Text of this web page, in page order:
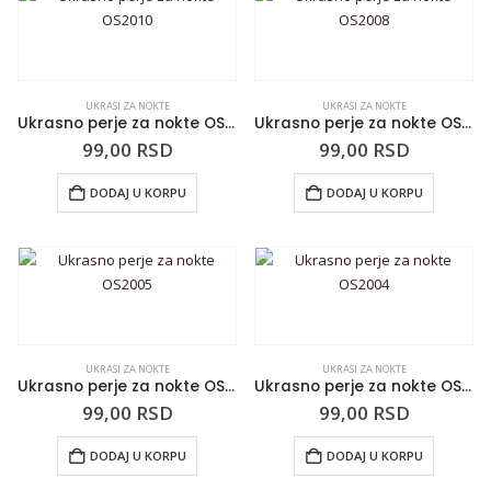
UKRASI ZA NOKTE
Ukrasno perje za nokte OS2010
99,00 RSD
DODAJ U KORPU
UKRASI ZA NOKTE
Ukrasno perje za nokte OS2008
99,00 RSD
DODAJ U KORPU
UKRASI ZA NOKTE
Ukrasno perje za nokte OS2005
99,00 RSD
DODAJ U KORPU
UKRASI ZA NOKTE
Ukrasno perje za nokte OS2004
99,00 RSD
DODAJ U KORPU